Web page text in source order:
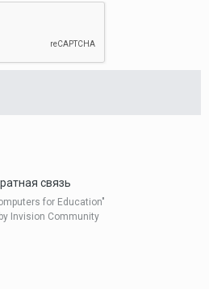
связь
for Education"
Invision Community